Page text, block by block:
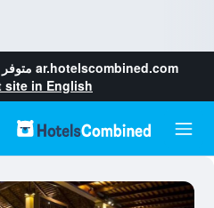
ar.hotelscombined.com متوفر
site in English